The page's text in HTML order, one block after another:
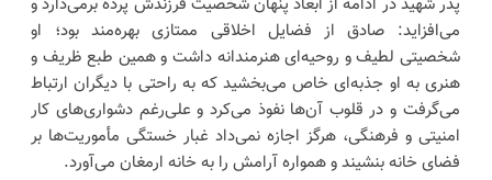
می‌افزاید: صادق از فضایل اخلاقی ممتازی بهره‌مند بود؛ او
شخصیتی لطیف و روحیه‌ای هنرمندانه داشت و همین طبع ظریف و
هنری به او جذبه‌ای خاص می‌بخشید که به راحتی با دیگران ارتباط
می‌گرفت و در قلوب آن‌ها نفوذ می‌کرد و علی‌رغم دشواری‌های کار
امنیتی و فرهنگی، هرگز اجازه نمی‌داد غبار خستگی مأموریت‌ها بر
فضای خانه بنشیند و همواره آرامش را به خانه ارمغان می‌آورد.